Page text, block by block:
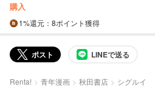
購入
1%還元 ：8ポイント獲得
ポスト LINEで送る
Renta! 青年漫画 秋田書店 シグルイ